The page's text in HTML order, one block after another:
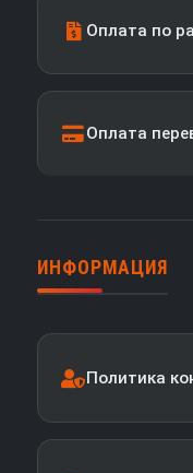
Оплата по
Оплата
ИНФОРМАЦИЯ
Политика